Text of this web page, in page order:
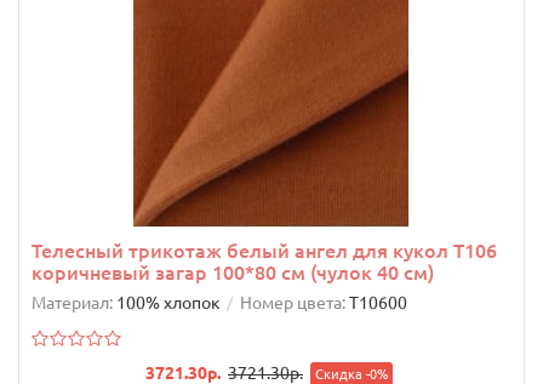
Телесный трикотаж белый ангел для кукол T106
коричневый загар 100*80 см (чулок 40 см)
Материал: 100% хлопок Номер цвета:T10600
3721.30р. 3721.30р. Скидка -0%